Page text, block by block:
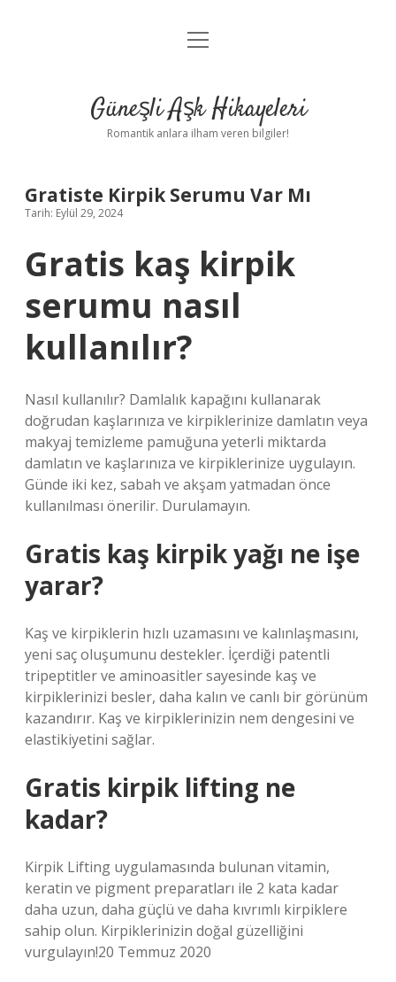
Anasayfa
Yasal Uyarı
menüyü
Güneşli Aşk Hikayeleri
Romantik anlara ilham veren bilgiler!
Gratiste Kirpik Serumu Var Mı
Tarih: Eylül 29, 2024
Gratis kaş kirpik
serumu nasıl
kullanılır?
Nasıl kullanılır? Damlalık kapağını kullanarak
doğrudan kaşlarınıza ve kirpiklerinize damlatın veya
makyaj temizleme pamuğuna yeterli miktarda
damlatın ve kaşlarınıza ve kirpiklerinize uygulayın.
Günde iki kez, sabah ve akşam yatmadan önce
kullanılması önerilir. Durulamayın.
Gratis kaş kirpik yağı ne işe
yarar?
Kaş ve kirpiklerin hızlı uzamasını ve kalınlaşmasını,
yeni saç oluşumunu destekler. İçerdiği patentli
tripeptitler ve aminoasitler sayesinde kaş ve
kirpiklerinizi besler, daha kalın ve canlı bir görünüm
kazandırır. Kaş ve kirpiklerinizin nem dengesini ve
elastikiyetini sağlar.
Gratis kirpik lifting ne
kadar?
Kirpik Lifting uygulamasında bulunan vitamin,
keratin ve pigment preparatları ile 2 kata kadar
daha uzun, daha güçlü ve daha kıvrımlı kirpiklere
sahip olun. Kirpiklerinizin doğal güzelliğini
vurgulayın!20 Temmuz 2020